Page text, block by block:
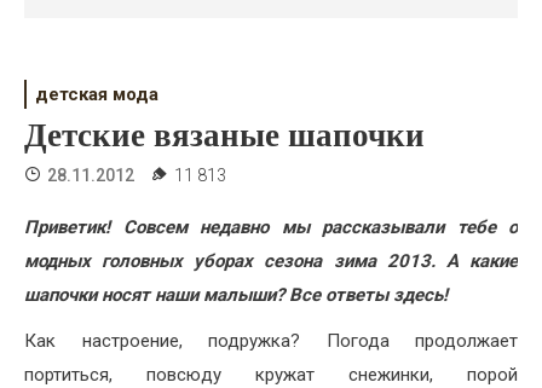
Свадьба
Дом
Хобби
Недвижимость
детская мода
Детские вязаные шапочки
28.11.2012 11 813
Приветик! Совсем недавно мы рассказывали тебе о
модных головных уборах сезона зима 2013. А какие
шапочки носят наши малыши? Все ответы здесь!
Как настроение, подружка? Погода продолжает
портиться, повсюду кружат снежинки, порой